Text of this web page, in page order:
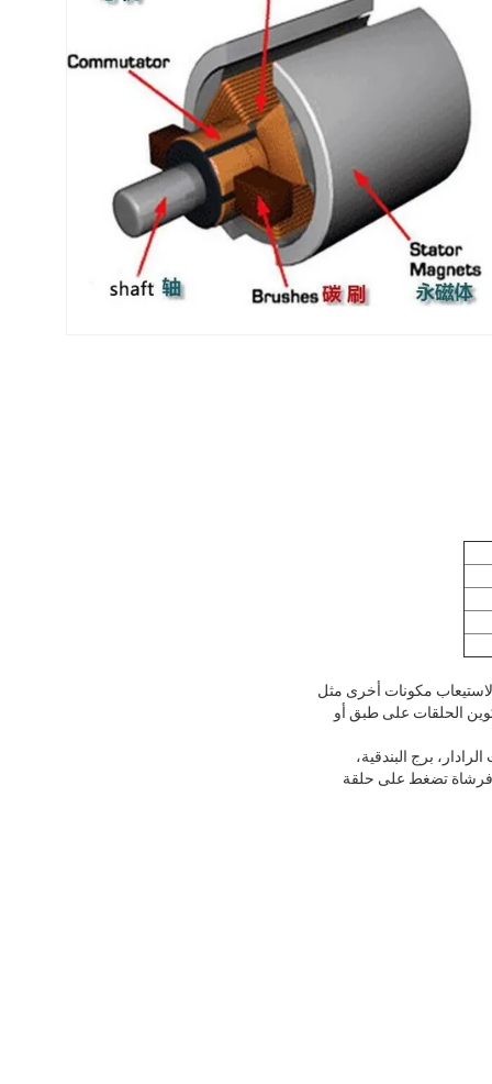
مكونات أخرى مثل
الحلقات على طبق أو
برج البندقية،
فرشاة تضغط على حلقة